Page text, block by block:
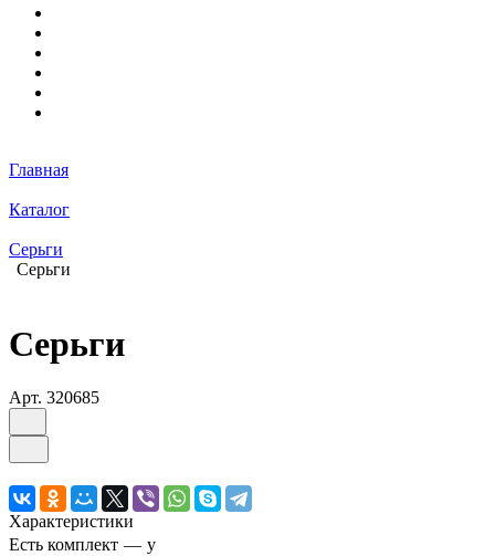
Главная
Каталог
Серьги
Серьги
Серьги
Арт. 320685
Характеристики
Есть комплект — y